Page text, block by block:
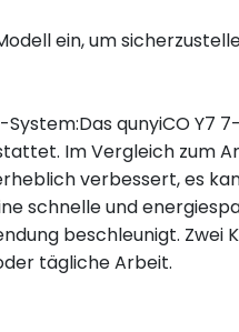
ein, um
System:Das qunyiCO Y7
Im Vergleich zum
verbessert, es
schnelle und
beschleunigt. Zwei
tägliche Arbeit.